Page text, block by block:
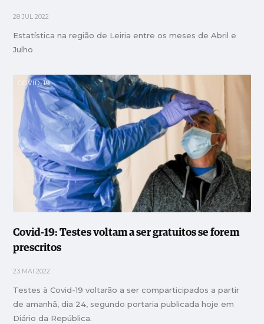
28 JUL 2022
Estatística na região de Leiria entre os meses de Abril e
Julho
COVID-19
Covid-19: Testes voltam a ser gratuitos se forem
prescritos
23 MAI 2022
Testes à Covid-19 voltarão a ser comparticipados a partir
de amanhã, dia 24, segundo portaria publicada hoje em
Diário da República.